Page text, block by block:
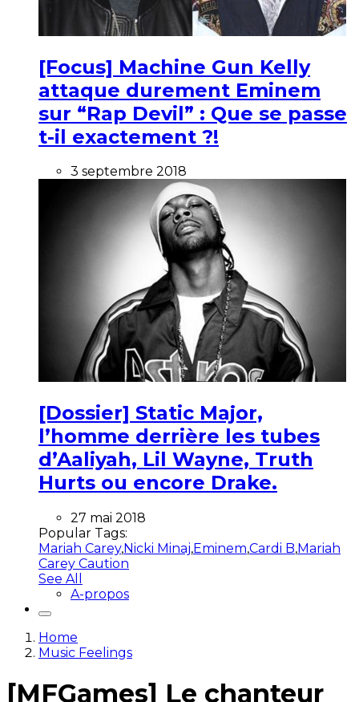
[Focus] Machine Gun Kelly
attaque durement Eminem
sur “Rap Devil” : Que se passe
t-il exactement ?!
3 septembre 2018
[Dossier] Static Major,
l’homme derrière les tubes
d’Aaliyah, Lil Wayne, Truth
Hurts ou encore Drake.
27 mai 2018
Popular Tags:
Mariah Carey,Nicki Minaj,Eminem,Cardi B,Mariah
Carey Caution
See All
A-propos
Home
Music Feelings
[MFGames] Le chanteur